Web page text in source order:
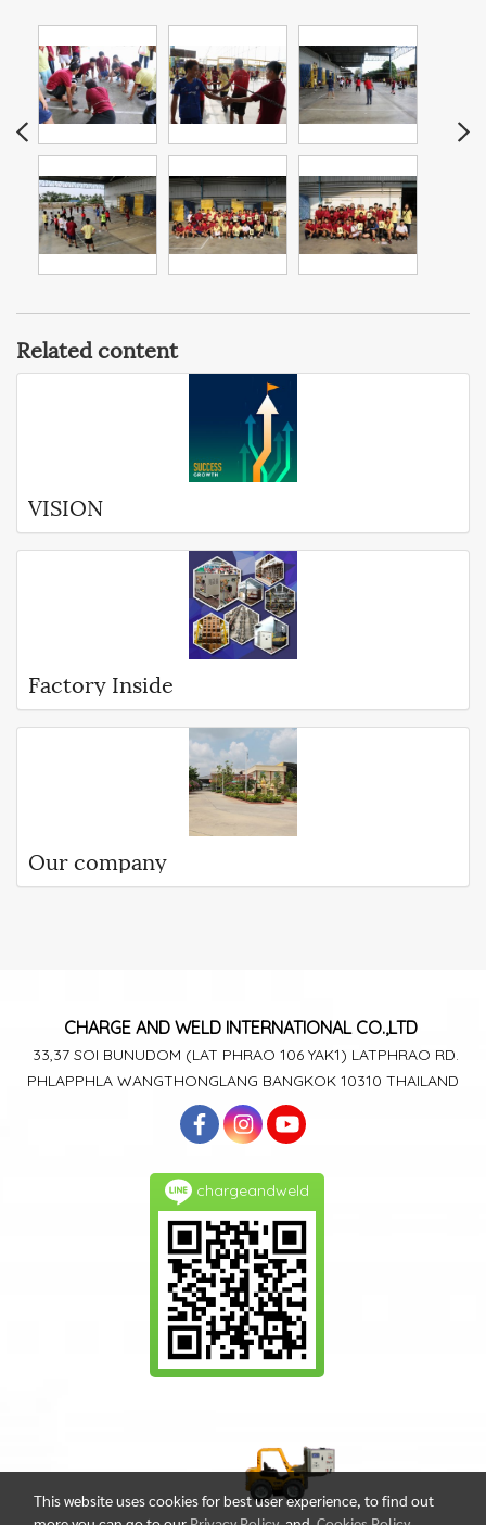
Related content
VISION
Factory Inside
Our company
CHARGE AND WELD INTERNATIONAL CO.,LTD
33,37 SOI BUNUDOM (LAT PHRAO 106 YAK1) LATPHRAO RD.
PHLAPPHLA WANGTHONGLANG BANGKOK 10310 THAILAND
chargeandweld
This website uses cookies for best user experience, to find out